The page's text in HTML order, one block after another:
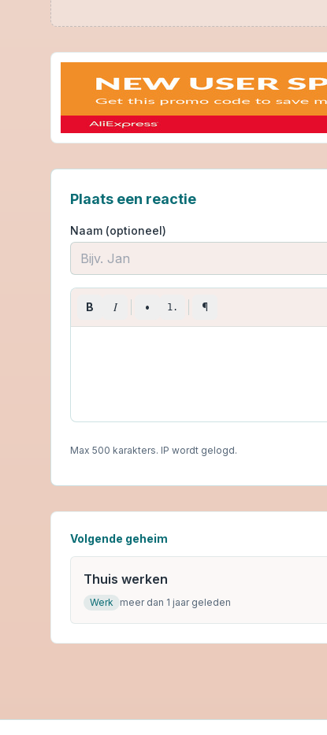
Plaats een reactie
Naam (optioneel)
B I • 1. ¶
Max 500 karakters. IP wordt gelogd.
Volgende geheim
Thuis werken
Werk meer dan 1 jaar geleden